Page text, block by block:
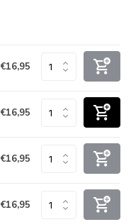
€16,95
€16,95
€16,95
€16,95